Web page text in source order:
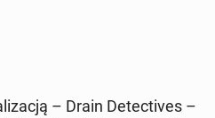
– Drain De­tec­ti­ves –